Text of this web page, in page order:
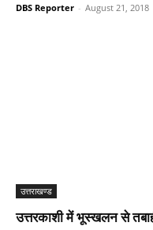
DBS Reporter - August 21, 2018
उत्तराखण्ड
उत्तरकाशी में भूस्खलन से